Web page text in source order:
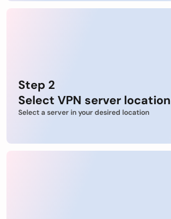
Step 2
Select VPN server location
Select a server in your desired location